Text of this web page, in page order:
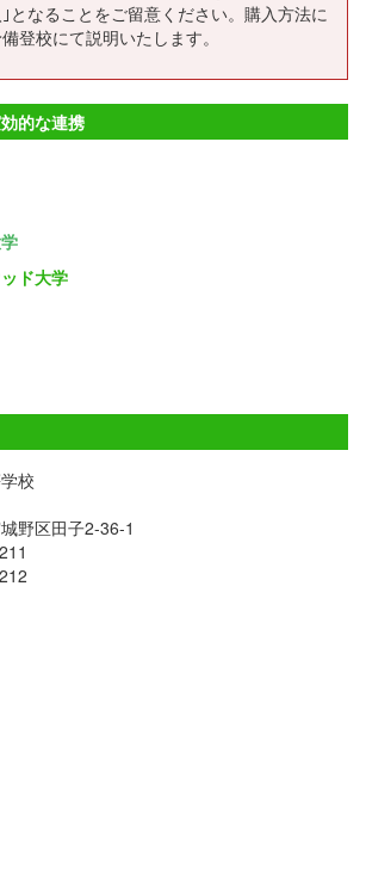
となることをご留意ください。購入方法に
登校にて説明いたします。
的な連携
ド大学
校
野区田子2-36-1